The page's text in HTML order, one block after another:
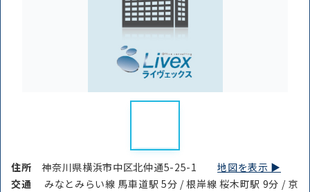
住所神奈川県横浜市中区北仲通5-25-1地図を表示 ▶︎
交通
みなとみらい線 馬車道駅 5分 / 根岸線 桜木町駅 9分 / 京